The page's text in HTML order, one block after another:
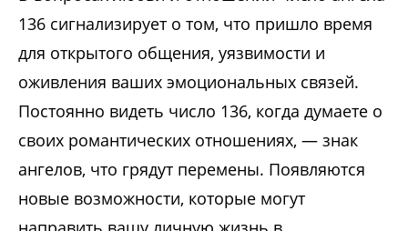
136 сигнализирует о том, что пришло время
для открытого общения, уязвимости и
оживления ваших эмоциональных связей.
Постоянно видеть число 136, когда думаете о
своих романтических отношениях, — знак
ангелов, что грядут перемены. Появляются
новые возможности, которые могут